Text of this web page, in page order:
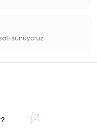
sunuyoruz.